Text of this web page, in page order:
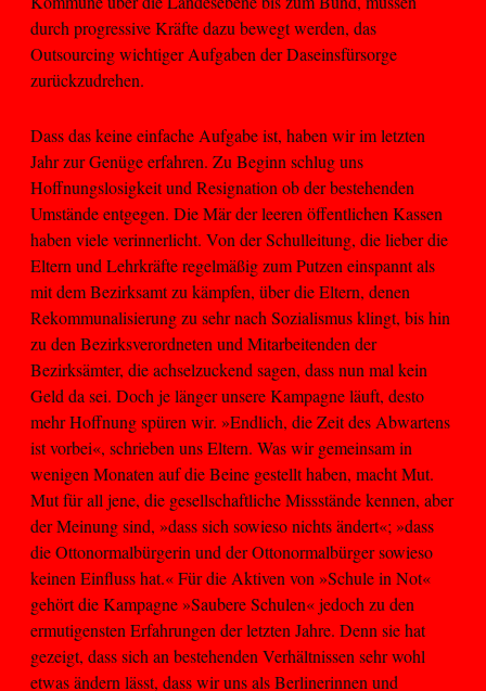
durch progressive Kräfte dazu bewegt werden, das
Outsourcing wichtiger Aufgaben der Daseinsfürsorge
zurückzudrehen.
Dass das keine einfache Aufgabe ist, haben wir im letzten
Jahr zur Genüge erfahren. Zu Beginn schlug uns
Hoffnungslosigkeit und Resignation ob der bestehenden
Umstände entgegen. Die Mär der leeren öffentlichen Kassen
haben viele verinnerlicht. Von der Schulleitung, die lieber die
Eltern und Lehrkräfte regelmäßig zum Putzen einspannt als
mit dem Bezirksamt zu kämpfen, über die Eltern, denen
Rekommunalisierung zu sehr nach Sozialismus klingt, bis hin
zu den Bezirksverordneten und Mitarbeitenden der
Bezirksämter, die achselzuckend sagen, dass nun mal kein
Geld da sei. Doch je länger unsere Kampagne läuft, desto
mehr Hoffnung spüren wir. »Endlich, die Zeit des Abwartens
ist vorbei«, schrieben uns Eltern. Was wir gemeinsam in
wenigen Monaten auf die Beine gestellt haben, macht Mut.
Mut für all jene, die gesellschaftliche Missstände kennen, aber
der Meinung sind, »dass sich sowieso nichts ändert«; »dass
die Ottonormalbürgerin und der Ottonormalbürger sowieso
keinen Einfluss hat.« Für die Aktiven von »Schule in Not«
gehört die Kampagne »Saubere Schulen« jedoch zu den
ermutigensten Erfahrungen der letzten Jahre. Denn sie hat
gezeigt, dass sich an bestehenden Verhältnissen sehr wohl
etwas ändern lässt, dass wir uns als Berlinerinnen und